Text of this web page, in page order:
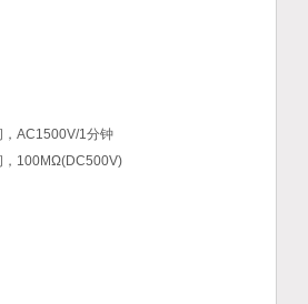
AC1500V/1分钟
，100MΩ(DC500V)